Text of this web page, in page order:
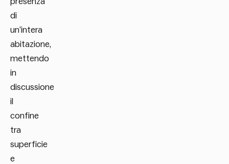
di
un’intera
abitazione,
mettendo
in
discussione
il
confine
tra
superficie
e